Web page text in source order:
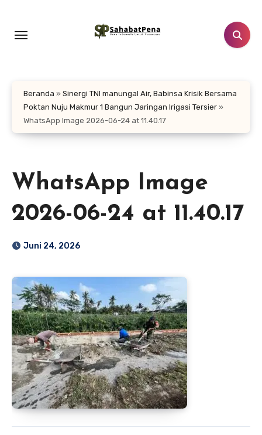
konten
Beranda » Sinergi TNI manungal Air, Babinsa Krisik Bersama
Poktan Nuju Makmur 1 Bangun Jaringan Irigasi Tersier »
WhatsApp Image 2026-06-24 at 11.40.17
WhatsApp Image
2026-06-24 at 11.40.17
Juni 24, 2026